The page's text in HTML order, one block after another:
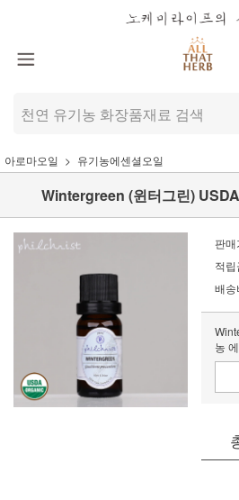
아로마오일 유기농에센셜오일
Wintergreen (윈터그린)
판매
적립
배송
농